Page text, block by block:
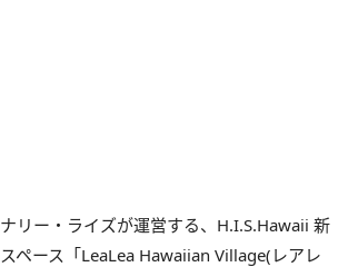
リー・ライズが運営する、H.I.S.Hawaii 新
ペース「LeaLea Hawaiian Village(レアレ